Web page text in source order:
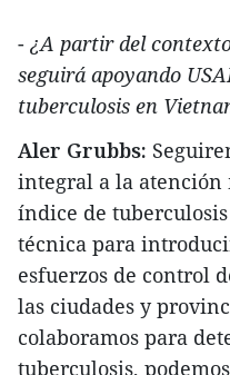
- ¿A partir del
seguirá apoyando
tuberculosis en
Aler Grubbs:
integral a la atención
índice de
técnica para
esfuerzos de control
las ciudades y
colaboramos para
tuberculosis,